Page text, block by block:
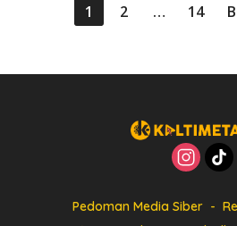
1 2 … 14
Pedoman Media Siber